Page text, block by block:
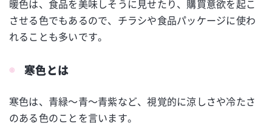
暖色は、食品を美味しそうに見せたり、購買意欲を起こ
させる色でもあるので、チラシや食品パッケージに使わ
れることも多いです。
寒色とは
寒色は、青緑～青～青紫など、視覚的に涼しさや冷たさ
のある色のことを言います。